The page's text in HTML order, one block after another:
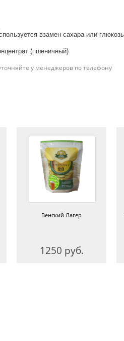
взамен сахара или
(пшеничный)
у менеджеров по телефону
Венский Лагер
1250 руб.